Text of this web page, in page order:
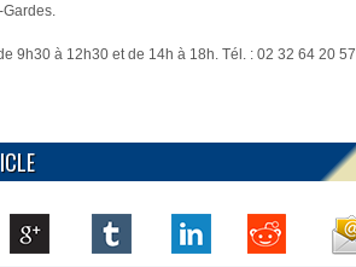
9h30 à 12h30 et de 14h à 18h. Tél. : 02 32 64 20 57.